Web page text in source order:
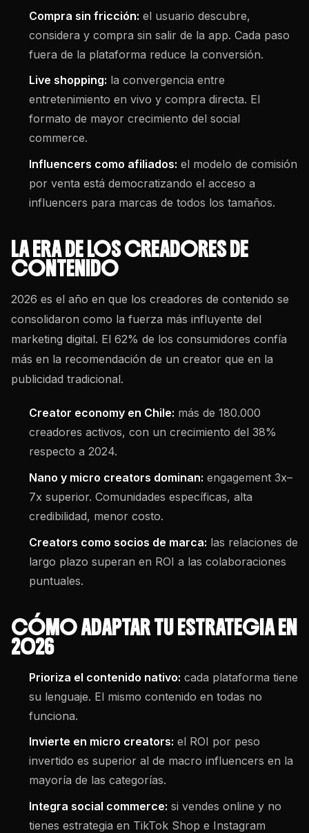
Compra sin fricción: el usuario descubre,
considera y compra sin salir de la app. Cada paso
fuera de la plataforma reduce la conversión.
Live shopping: la convergencia entre
entretenimiento en vivo y compra directa. El
formato de mayor crecimiento del social
commerce.
Influencers como afiliados: el modelo de comisión
por venta está democratizando el acceso a
influencers para marcas de todos los tamaños.
LA ERA DE LOS CREADORES DE
CONTENIDO
2026 es el año en que los creadores de contenido se
consolidaron como la fuerza más influyente del
marketing digital. El 62% de los consumidores confía
más en la recomendación de un creator que en la
publicidad tradicional.
Creator economy en Chile: más de 180.000
creadores activos, con un crecimiento del 38%
respecto a 2024.
Nano y micro creators dominan: engagement 3x–
7x superior. Comunidades específicas, alta
credibilidad, menor costo.
Creators como socios de marca: las relaciones de
largo plazo superan en ROI a las colaboraciones
puntuales.
CÓMO ADAPTAR TU ESTRATEGIA EN
2026
Prioriza el contenido nativo: cada plataforma tiene
su lenguaje. El mismo contenido en todas no
funciona.
Invierte en micro creators: el ROI por peso
invertido es superior al de macro influencers en la
mayoría de las categorías.
Integra social commerce: si vendes online y no
tienes estrategia en TikTok Shop e Instagram